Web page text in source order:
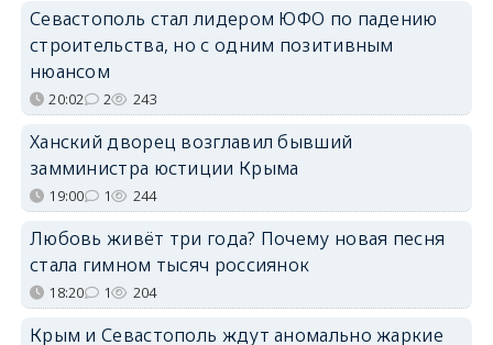
Севастополь стал лидером ЮФО по падению
строительства, но с одним позитивным
нюансом
20:02 2 243
Ханский дворец возглавил бывший
замминистра юстиции Крыма
19:00 1 244
Любовь живёт три года? Почему новая песня
стала гимном тысяч россиянок
18:20 1 204
Крым и Севастополь ждут аномально жаркие